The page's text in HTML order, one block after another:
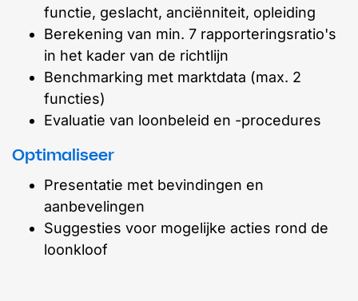
functie, geslacht, anciënniteit, opleiding
Berekening van min. 7 rapporteringsratio's
in het kader van de richtlijn
Benchmarking met marktdata (max. 2
functies)
Evaluatie van loonbeleid en -procedures
Optimaliseer
Presentatie met bevindingen en
aanbevelingen
Suggesties voor mogelijke acties rond de
loonkloof